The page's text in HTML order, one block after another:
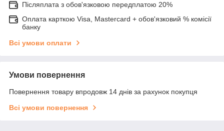
Післяплата з обов'язковою передплатою 20%
Оплата карткою Visa, Mastercard + обов'язковий % комісії
банку
Всі умови оплати
Умови повернення
Повернення товару впродовж 14 днів за рахунок покупця
Всі умови повернення